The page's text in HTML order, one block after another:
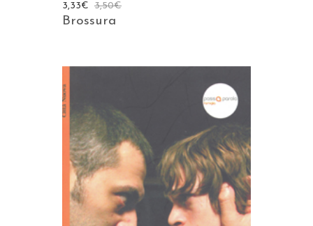
3,50€
3,33€
Brossura
AGGIUNGI AL CARRELLO